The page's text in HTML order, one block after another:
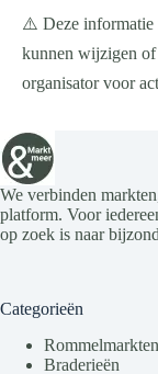
⚠️ Deze informatie
kunnen wijzigen
organisator voor
We verbinden
platform. Voor
op zoek is naar
Categorieën
Rommelmarkten
Braderieën